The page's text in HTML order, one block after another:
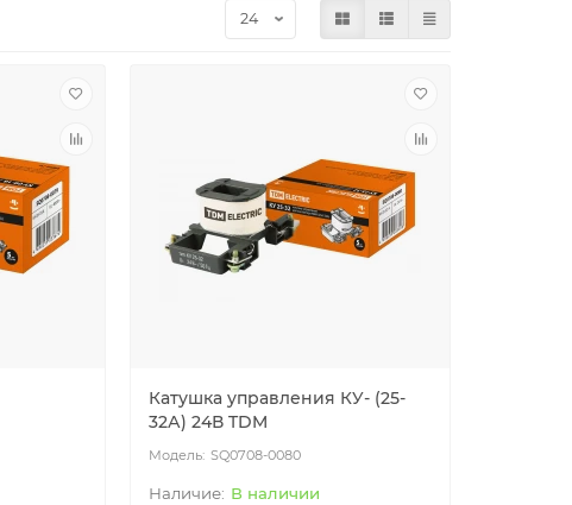
Катушка управления КУ- (25-
32А) 24В TDM
SQ0708-0080
В наличии